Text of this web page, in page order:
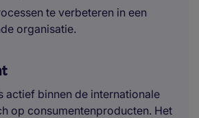
te verbeteren in een
organisatie.
actief binnen de internationale
op consumentenproducten. Het